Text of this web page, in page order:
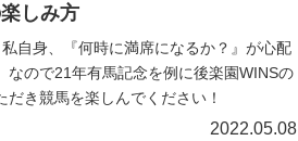
しみ方
自身、『何時に満席になるか？』が心配
ので21年有馬記念を例に後楽園WINSの
き競馬を楽しんでください！
2022.05.08